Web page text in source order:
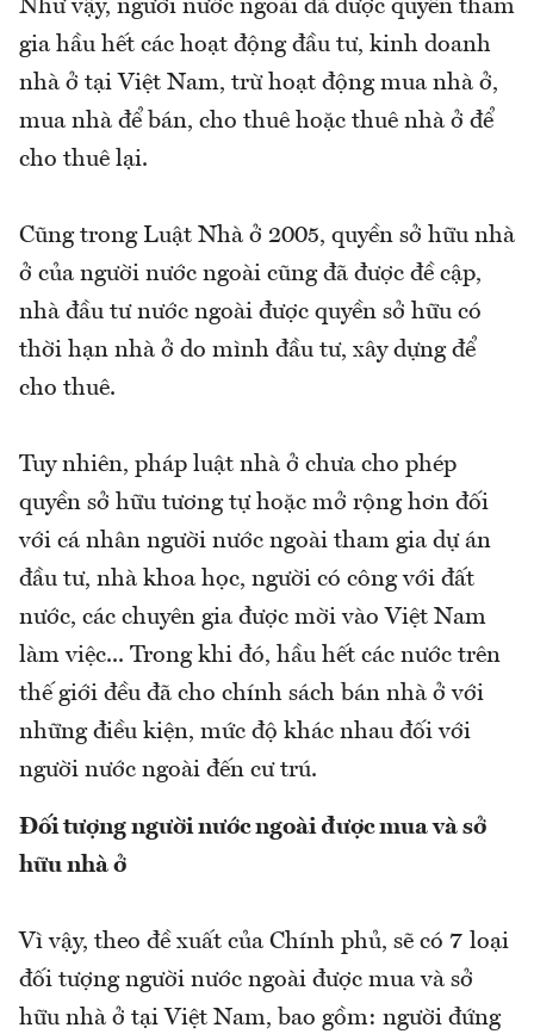
Như vậy, người nước ngoài đã được quyền tham
gia hầu hết các hoạt động đầu tư, kinh doanh
nhà ở tại Việt Nam, trừ hoạt động mua nhà ở,
mua nhà để bán, cho thuê hoặc thuê nhà ở để
cho thuê lại.
Cũng trong Luật Nhà ở 2005, quyền sở hữu nhà
ở của người nước ngoài cũng đã được đề cập,
nhà đầu tư nước ngoài được quyền sở hữu có
thời hạn nhà ở do mình đầu tư, xây dựng để
cho thuê.
Tuy nhiên, pháp luật nhà ở chưa cho phép
quyền sở hữu tương tự hoặc mở rộng hơn đối
với cá nhân người nước ngoài tham gia dự án
đầu tư, nhà khoa học, người có công với đất
nước, các chuyên gia được mời vào Việt Nam
làm việc... Trong khi đó, hầu hết các nước trên
thế giới đều đã cho chính sách bán nhà ở với
những điều kiện, mức độ khác nhau đối với
người nước ngoài đến cư trú.
Đối tượng người nước ngoài được mua và sở
hữu nhà ở
Vì vậy, theo đề xuất của Chính phủ, sẽ có 7 loại
đối tượng người nước ngoài được mua và sở
hữu nhà ở tại Việt Nam, bao gồm: người đứng